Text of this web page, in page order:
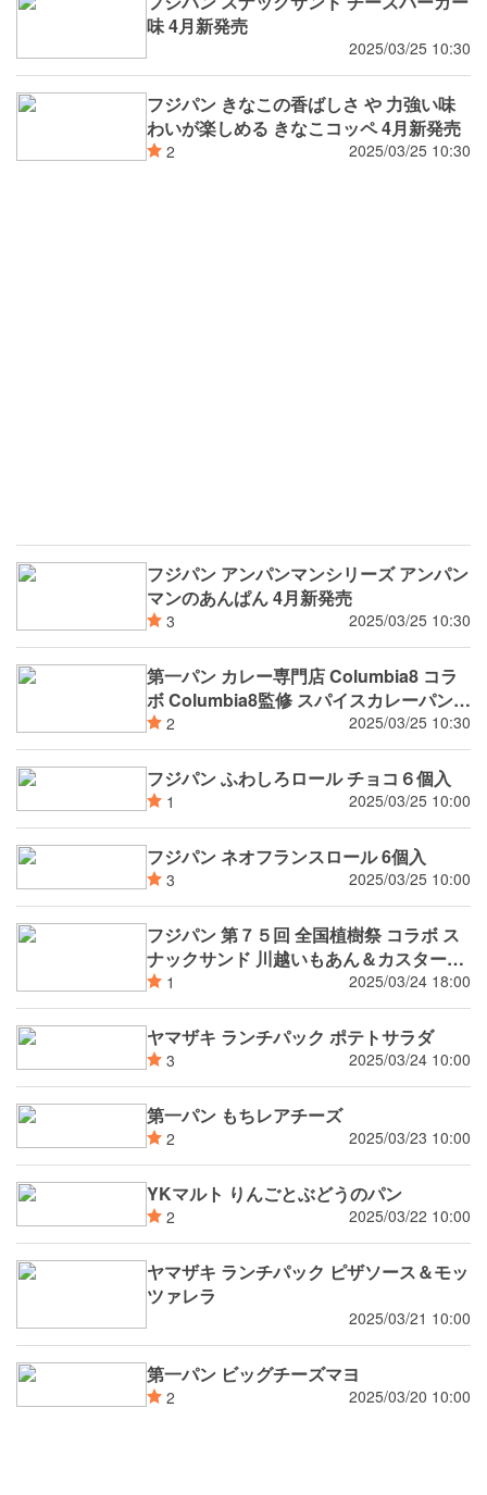
味 4月新発売
2025/03/25 10:30
フジパン きなこの香ばしさ や 力強い味
わいが楽しめる きなこコッペ 4月新発売
2 2025/03/25 10:30
フジパン アンパンマンシリーズ アンパン
マンのあんぱん 4月新発売
3 2025/03/25 10:30
第一パン カレー専門店 Columbia8 コラ
ボ Columbia8監修 スパイスカレーパン
スタンダード Columbia8監修 スパイス辛
レーパン 辛口花火 4月新発売
2 2025/03/25 10:30
フジパン ふわしろロール チョコ６個入
1 2025/03/25 10:00
フジパン ネオフランスロール 6個入
3 2025/03/25 10:00
フジパン 第７５回 全国植樹祭 コラボ ス
ナックサンド 川越いもあん＆カスタード
スナックサンド 狭山茶クリーム＆ホイッ
プ 4月 ，5月 新発売
1 2025/03/24 18:00
ヤマザキ ランチパック ポテトサラダ
3 2025/03/24 10:00
第一パン もちレアチーズ
2 2025/03/23 10:00
YKマルト りんごとぶどうのパン
2 2025/03/22 10:00
ヤマザキ ランチパック ピザソース＆モッ
ツァレラ
2025/03/21 10:00
第一パン ビッグチーズマヨ
2 2025/03/20 10:00